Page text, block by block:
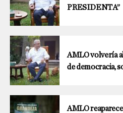
PRESIDENTA”
AMLO volvería
de democracia,
AMLO